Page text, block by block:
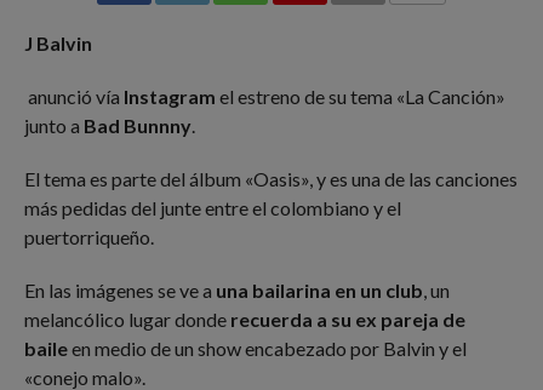
J Balvin
anunció vía Instagram el estreno de su tema «La Canción»
junto a Bad Bunnny.
El tema es parte del álbum «Oasis», y es una de las canciones
más pedidas del junte entre el colombiano y el
puertorriqueño.
En las imágenes se ve a una bailarina en un club , un
melancólico lugar donde recuerda a su ex pareja de
baileen medio de un show encabezado por Balvin y el
«conejo malo».